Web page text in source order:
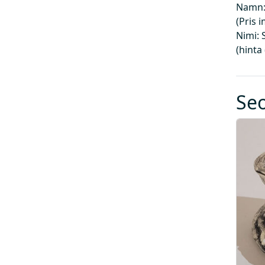
(Pris
Nimi:
(hinta